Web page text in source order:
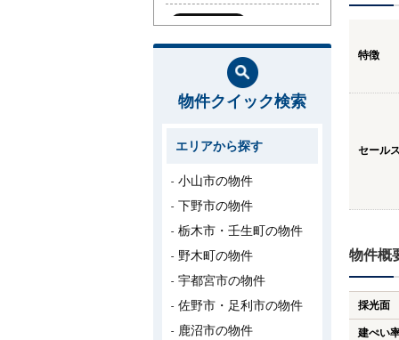
特徴
セール
物件概
採光面
建ぺい
物件クイック検索
エリアから探す
小山市の物件
下野市の物件
栃木市・壬生町の物件
野木町の物件
宇都宮市の物件
佐野市・足利市の物件
鹿沼市の物件